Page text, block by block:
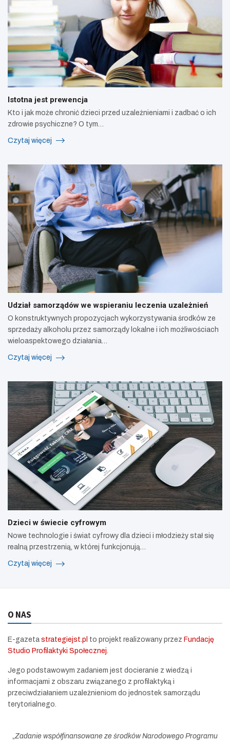
Istotna jest prewencja
Kto i jak może chronić dzieci przed uzależnieniami i zadbać o ich
zdrowie psychiczne? O tym…
Czytaj więcej
Udział samorządów we wspieraniu leczenia uzależnień
O konstruktywnych propozycjach wykorzystywania środków ze
sprzedaży alkoholu przez samorządy lokalne i ich możliwościach
wieloaspektowego działania…
Czytaj więcej
Dzieci w świecie cyfrowym
Nowe technologie i świat cyfrowy dla dzieci i młodzieży stał się
realną przestrzenią, w której funkcjonują…
Czytaj więcej
O NAS
E-gazeta strategiejst.pl to projekt realizowany przez Fundację
Studio Profilaktyki Społecznej.
Jego podstawowym zadaniem jest docieranie z wiedzą i
informacjami z obszaru związanego z profilaktyką i
przeciwdziałaniem uzależnieniom do jednostek samorządu
terytorialnego.
„Zadanie współfinansowane ze środków Narodowego Programu